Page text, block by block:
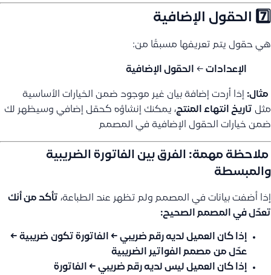
7️⃣ الحقول الإضافية
هي حقول يتم تعريفها مسبقًا من:
الإعدادات ← الحقول الإضافية
مثال: إذا أردت إضافة بيان غير موجود ضمن الخيارات الأساسية
مثل تاريخ انتهاء المنتج، يمكنك إنشاؤه كحقل إضافي وسيظهر لك
ضمن خيارات الحقول الإضافية في المصمم
️ ملاحظة مهمة: الفرق بين الفاتورة الضريبية
والمبسطة
إذا أضفت بيانات في المصمم ولم تظهر عند الطباعة، تأكد من أنك
تعدّل في المصمم الصحيح:
إذا كان العميل لديه رقم ضريبي ← الفاتورة تكون ضريبية ←
عدّل من مصمم الفواتير الضريبية
إذا كان العميل ليس لديه رقم ضريبي ← الفاتورة